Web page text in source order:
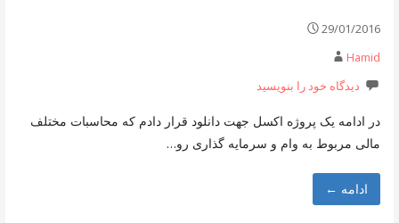
29/01/2016
Hamid
دیدگاه خود را بنویسید
در ادامه یک پروژه اکسل جهت دانلود قرار دادم که محاسبات مختلف
مالی مربوط به وام و سرمایه گذاری رو…
ادامه ←